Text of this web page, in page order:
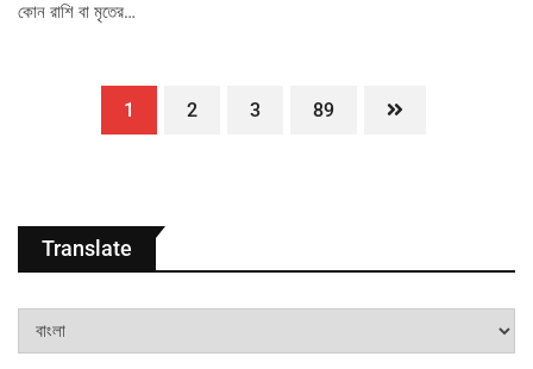
কোন রাশি বা মৃতের…
1 2 3 89
Translate